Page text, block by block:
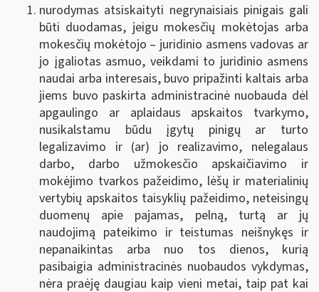
nurodymas atsiskaityti negrynaisiais pinigais gali
būti duodamas, jeigu mokesčių mokėtojas arba
mokesčių mokėtojo – juridinio asmens vadovas ar
jo įgaliotas asmuo, veikdami to juridinio asmens
naudai arba interesais, buvo pripažinti kaltais arba
jiems buvo paskirta administracinė nuobauda dėl
apgaulingo ar aplaidaus apskaitos tvarkymo,
nusikalstamu būdu įgytų pinigų ar turto
legalizavimo ir (ar) jo realizavimo, nelegalaus
darbo, darbo užmokesčio apskaičiavimo ir
mokėjimo tvarkos pažeidimo, lėšų ir materialinių
vertybių apskaitos taisyklių pažeidimo, neteisingų
duomenų apie pajamas, pelną, turtą ar jų
naudojimą pateikimo ir teistumas neišnykęs ir
nepanaikintas arba nuo tos dienos, kurią
pasibaigia administracinės nuobaudos vykdymas,
nėra praėję daugiau kaip vieni metai, taip pat kai